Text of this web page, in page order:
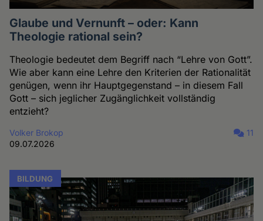
Glaube und Vernunft – oder: Kann
Theologie rational sein?
Theologie bedeutet dem Begriff nach “Lehre von Gott”.
Wie aber kann eine Lehre den Kriterien der Rationalität
genügen, wenn ihr Hauptgegenstand – in diesem Fall
Gott – sich jeglicher Zugänglichkeit vollständig
entzieht?
Volker Brokop
09.07.2026
11
BILDUNG